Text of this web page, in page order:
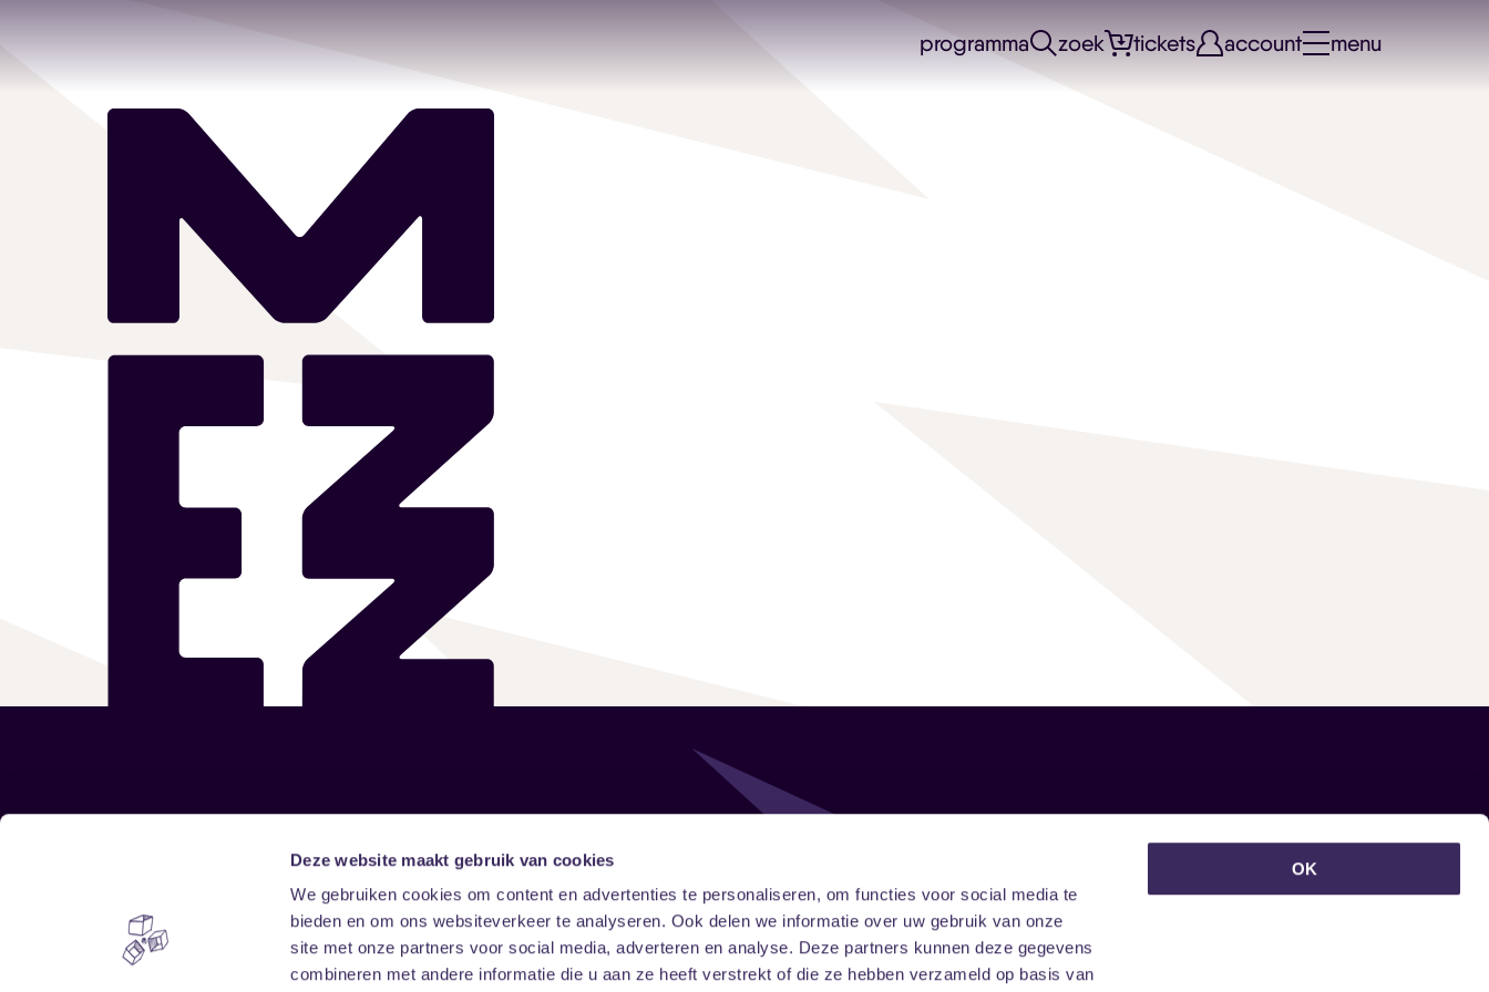
Deze website maakt gebruik van cookies
We gebruiken cookies om content en advertenties te personaliseren, om functies voor social media te
bieden en om ons websiteverkeer te analyseren. Ook delen we informatie over uw gebruik van onze
site met onze partners voor social media, adverteren en analyse. Deze partners kunnen deze gegevens
combineren met andere informatie die u aan ze heeft verstrekt of die ze hebben verzameld op basis van
OK
programma zoek tickets account menu
Home
Vrijwilligers
Verhuur
Disclaimer
Toegankelijkheid
Privacy & cookies
Follow
FacebookInstagramLinkedIn
Onze nieuwsbrief ontvangen?